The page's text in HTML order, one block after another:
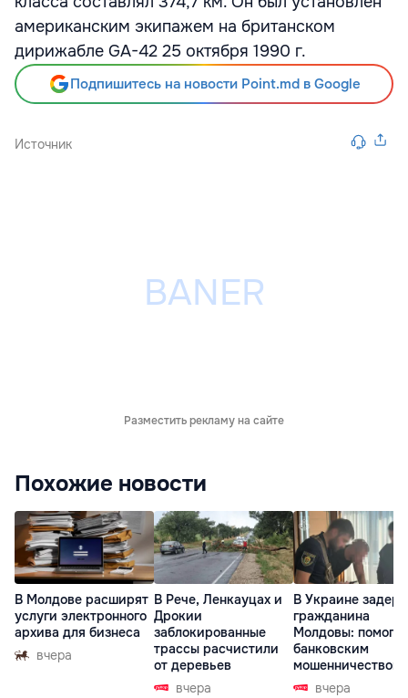
американским экипажем на британском
дирижабле GA-42 25 октября 1990 г.
Подпишитесь на новости Point.md в Google
Источник
Разместить рекламу на сайте
Похожие новости
В Молдове расширят
услуги электронного
архива для бизнеса
вчера
В Рече, Ленкауцах и
Дрокии
заблокированные
трассы расчистили
от деревьев
вчера
В Украине
гражданина
Молдовы:
банковским
мошенничеством
Чехиивчера